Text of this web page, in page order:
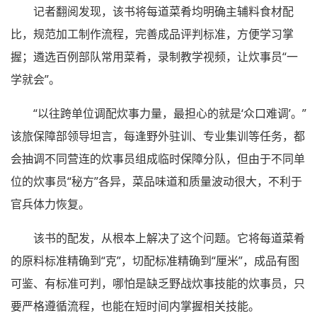
记者翻阅发现，该书将每道菜肴均明确主辅料食材配
比，规范加工制作流程，完善成品评判标准，方便学习掌
握；遴选百例部队常用菜肴，录制教学视频，让炊事员“一
学就会”。
“以往跨单位调配炊事力量，最担心的就是‘众口难调’。”
该旅保障部领导坦言，每逢野外驻训、专业集训等任务，都
会抽调不同营连的炊事员组成临时保障分队，但由于不同单
位的炊事员“秘方”各异，菜品味道和质量波动很大，不利于
官兵体力恢复。
该书的配发，从根本上解决了这个问题。它将每道菜肴
的原料标准精确到“克”，切配标准精确到“厘米”，成品有图
可鉴、有标准可判，哪怕是缺乏野战炊事技能的炊事员，只
要严格遵循流程，也能在短时间内掌握相关技能。